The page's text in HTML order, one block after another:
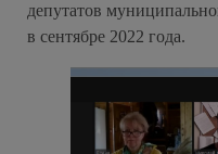
депутатов
в сентябре 2022 года.